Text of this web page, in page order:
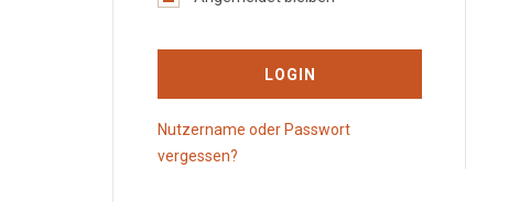
LOGIN
Nutzername oder Passwort
vergessen?